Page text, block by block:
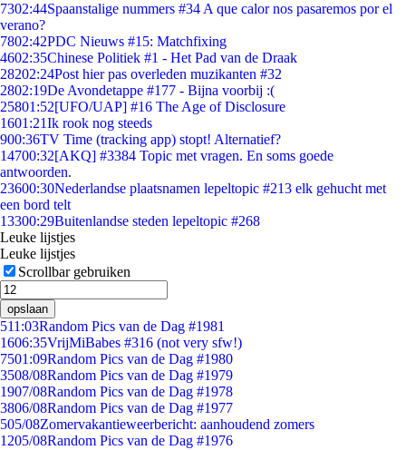
7302:44Spaanstalige nummers #34 A que calor nos pasaremos por el
verano?
7802:42PDC Nieuws #15: Matchfixing
4602:35Chinese Politiek #1 - Het Pad van de Draak
28202:24Post hier pas overleden muzikanten #32
2802:19De Avondetappe #177 - Bijna voorbij :(
25801:52[UFO/UAP] #16 The Age of Disclosure
1601:21Ik rook nog steeds
900:36TV Time (tracking app) stopt! Alternatief?
14700:32[AKQ] #3384 Topic met vragen. En soms goede
antwoorden.
23600:30Nederlandse plaatsnamen lepeltopic #213 elk gehucht met
een bord telt
13300:29Buitenlandse steden lepeltopic #268
Leuke lijstjes
Leuke lijstjes
Scrollbar gebruiken
opslaan
511:03Random Pics van de Dag #1981
1606:35VrijMiBabes #316 (not very sfw!)
7501:09Random Pics van de Dag #1980
3508/08Random Pics van de Dag #1979
1907/08Random Pics van de Dag #1978
3806/08Random Pics van de Dag #1977
505/08Zomervakantieweerbericht: aanhoudend zomers
1205/08Random Pics van de Dag #1976